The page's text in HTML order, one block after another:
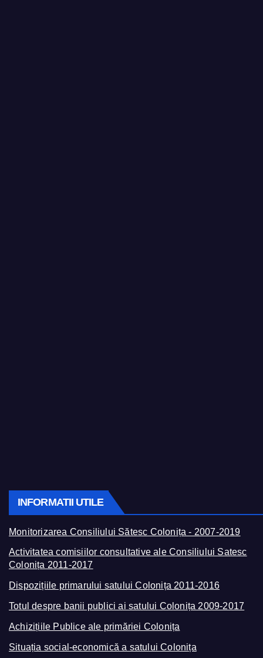
INFORMATII UTILE
Monitorizarea Consiliului Sătesc Colonița - 2007-2019
Activitatea comisiilor consultative ale Consiliului Satesc
Colonița 2011-2017
Dispozițiile primarului satului Colonița 2011-2016
Totul despre banii publici ai satului Colonița 2009-2017
Achizițiile Publice ale primăriei Colonița
Situația social-economică a satului Colonița